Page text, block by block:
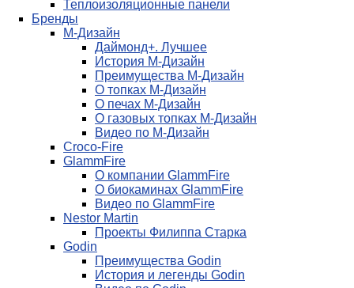
Теплоизоляционные панели
Бренды
М-Дизайн
Даймонд+. Лучшее
История М-Дизайн
Преимущества М-Дизайн
О топках М-Дизайн
О печах М-Дизайн
О газовых топках М-Дизайн
Видео по М-Дизайн
Croco-Fire
GlammFire
О компании GlammFire
О биокаминах GlammFire
Видео по GlammFire
Nestor Martin
Проекты Филиппа Старка
Godin
Преимущества Godin
История и легенды Godin